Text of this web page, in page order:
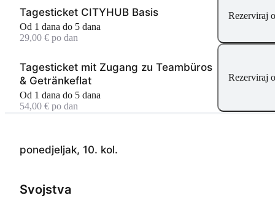
ponedjeljak, 10. kol.
Svojstva
Tagesticket CITYHUB Basis
Od 1 dana do 5 dana
29,00 € po dan
Rezerviraj
Tagesticket mit Zugang zu Teambüros
& Getränkeflat
Od 1 dana do 5 dana
54,00 € po dan
Rezerviraj